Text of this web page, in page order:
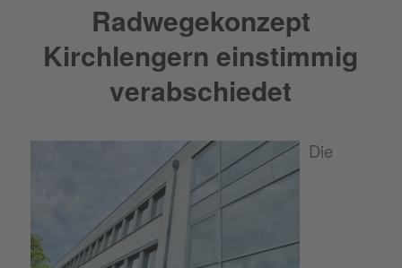
Radwegekonzept
Kirchlengern einstimmig
verabschiedet
Die